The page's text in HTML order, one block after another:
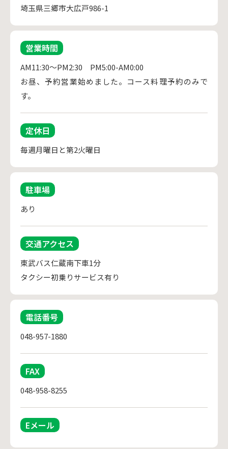
埼玉県三郷市大広戸986-1
営業時間
AM11:30～PM2:30　PM5:00-AM0:00
お昼、予約営業始めました。コース料理予約のみで
す。
定休日
毎週月曜日と第2火曜日
駐車場
あり
交通アクセス
東武バス仁蔵南下車1分
タクシー初乗りサービス有り
電話番号
048-957-1880
FAX
048-958-8255
Eメール